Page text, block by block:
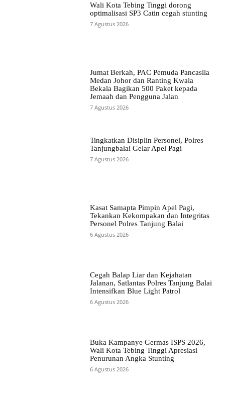
Wali Kota Tebing Tinggi dorong
optimalisasi SP3 Catin cegah stunting
7 Agustus 2026
Jumat Berkah, PAC Pemuda Pancasila
Medan Johor dan Ranting Kwala
Bekala Bagikan 500 Paket kepada
Jemaah dan Pengguna Jalan
7 Agustus 2026
Tingkatkan Disiplin Personel, Polres
Tanjungbalai Gelar Apel Pagi
7 Agustus 2026
Kasat Samapta Pimpin Apel Pagi,
Tekankan Kekompakan dan Integritas
Personel Polres Tanjung Balai
6 Agustus 2026
Cegah Balap Liar dan Kejahatan
Jalanan, Satlantas Polres Tanjung Balai
Intensifkan Blue Light Patrol
6 Agustus 2026
Buka Kampanye Germas ISPS 2026,
Wali Kota Tebing Tinggi Apresiasi
Penurunan Angka Stunting
6 Agustus 2026